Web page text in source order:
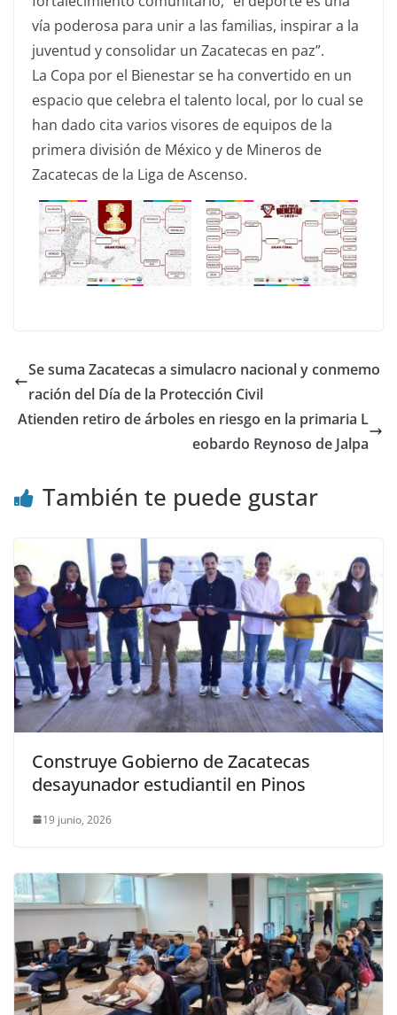
vía poderosa para unir a las familias, inspirar a la
juventud y consolidar un Zacatecas en paz”.
La Copa por el Bienestar se ha convertido en un
espacio que celebra el talento local, por lo cual se
han dado cita varios visores de equipos de la
primera división de México y de Mineros de
Zacatecas de la Liga de Ascenso.
Se suma Zacatecas a simulacro nacional y conmemo
ración del Día de la Protección Civil
Atienden retiro de árboles en riesgo en la primaria L
eobardo Reynoso de Jalpa
También te puede gustar
Construye Gobierno de Zacatecas
desayunador estudiantil en Pinos
19 junio, 2026